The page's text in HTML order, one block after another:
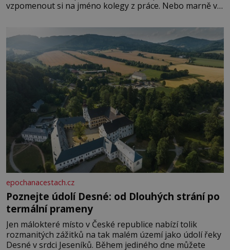
vzpomenout si na jméno kolegy z práce. Nebo marně v
Je to opravdu tak, s věkem jako kdyby se paměť
rozhodla stávkovat. Cvičte
epochanacestach.cz
Poznejte údolí Desné: od Dlouhých strání po
termální prameny
Jen málokteré místo v České republice nabízí tolik
rozmanitých zážitků na tak malém území jako údolí řeky
Desné v srdci Jeseníků. Během jediného dne můžete